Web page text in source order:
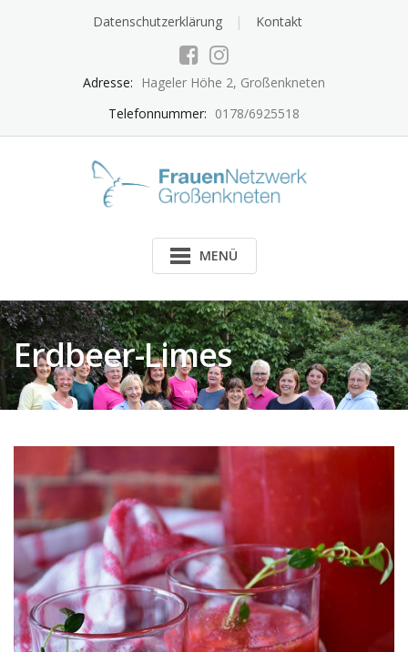
Datenschutzerklärung Kontakt
Adresse:
Hageler Höhe 2, Großenkneten
Telefonnummer: 0178/6925518
MENÜ
Erdbeer-Limes